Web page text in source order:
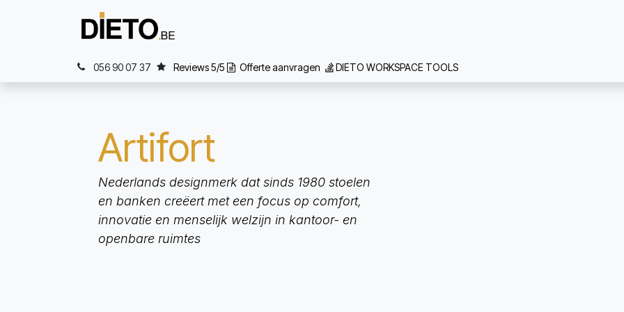
056 90 07 37 Reviews 5/5 Offerte aanvragen DIETO WORKSPACE TOOLS
Artifort
Nederlands designmerk dat sinds 1980 stoelen
en banken creëert met een focus op comfort,
innovatie en menselijk welzijn in kantoor- en
openbare ruimtes